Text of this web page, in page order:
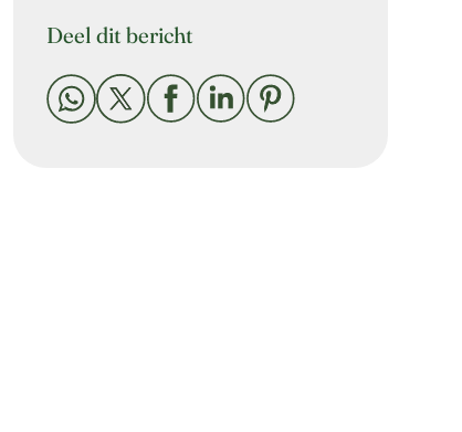
Deel dit bericht
    